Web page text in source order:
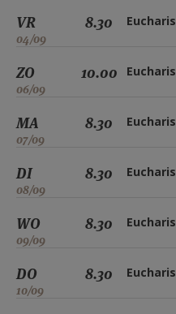
VR
04/09
8.30
ZO
06/09
10.00
MA
07/09
8.30
DI
08/09
8.30
WO
09/09
8.30
DO
10/09
8.30